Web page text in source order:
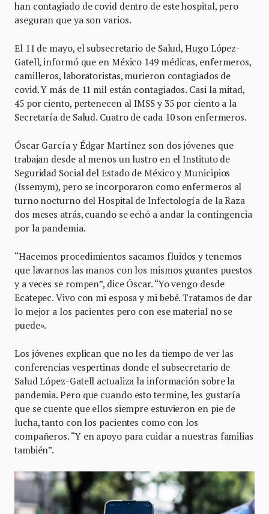
han contagiado de covid dentro de este hospital, pero
aseguran que ya son varios.
El 11 de mayo, el subsecretario de Salud, Hugo López-
Gatell, informó que en México 149 médicas, enfermeros,
camilleros, laboratoristas, murieron contagiados de
covid. Y más de 11 mil están contagiados. Casi la mitad,
45 por ciento, pertenecen al IMSS y 35 por ciento a la
Secretaría de Salud. Cuatro de cada 10 son enfermeros.
Óscar García y Édgar Martínez son dos jóvenes que
trabajan desde al menos un lustro en el Instituto de
Seguridad Social del Estado de México y Municipios
(Issemym), pero se incorporaron como enfermeros al
turno nocturno del Hospital de Infectología de la Raza
dos meses atrás, cuando se echó a andar la contingencia
por la pandemia.
“Hacemos procedimientos sacamos fluidos y tenemos
que lavarnos las manos con los mismos guantes puestos
y a veces se rompen”, dice Óscar. “Yo vengo desde
Ecatepec. Vivo con mi esposa y mi bebé. Tratamos de dar
lo mejor a los pacientes pero con ese material no se
puede».
Los jóvenes explican que no les da tiempo de ver las
conferencias vespertinas donde el subsecretario de
Salud López-Gatell actualiza la información sobre la
pandemia. Pero que cuando esto termine, les gustaría
que se cuente que ellos siempre estuvieron en pie de
lucha, tanto con los pacientes como con los
compañeros. “Y en apoyo para cuidar a nuestras familias
también”.